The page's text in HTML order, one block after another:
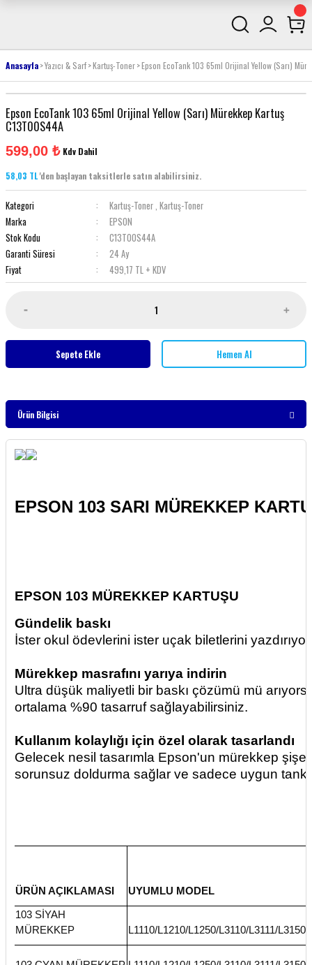
Anasayfa Yazıcı & Sarf Kartuş-Toner Epson EcoTank 103 65ml Orijinal Yellow (Sarı)
Epson EcoTank 103 65ml Orijinal Yellow (Sarı) Mürekkep Kartuş
C13T00S44A
599,00 ₺ Kdv Dahil
58,03 TL'den başlayan taksitlerle satın alabilirsiniz.
Kategori Kartuş-Toner, Kartuş-Toner
Marka
EPSON
Stok Kodu
C13T00S44A
Garanti Süresi
24 Ay
Fiyat
499,17 TL + KDV
Sepete Ekle Hemen Al
Ürün Bilgisi
EPSON 103 SARI MÜREKKEP
EPSON 103 MÜREKKEP KARTUŞU
Gündelik baskı
İster okul ödevlerini ister uçak biletlerini
Mürekkep masrafını yarıya indirin
Ultra düşük maliyetli bir baskı çözümü mü
ortalama %90 tasarruf sağlayabilirsiniz.
Kullanım kolaylığı için özel olarak tasarlandı
Gelecek nesil tasarımla Epson'un mürekkep
sorunsuz doldurma sağlar ve sadece uygun
ÜRÜN AÇIKLAMASI UYUMLU MODEL
103 SİYAH
MÜREKKEP
L1110/L1210/L1250/L3110/L3111/